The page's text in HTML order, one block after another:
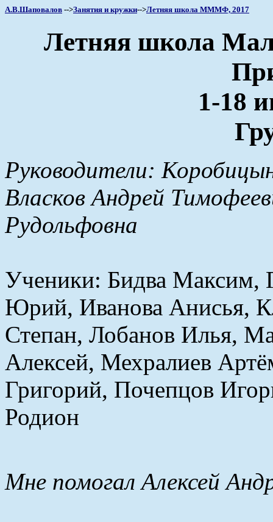
А.В.Шаповалов -->Занятия и кружки-->Летняя школа МММФ, 2017
Летняя школа
1-18
Руководители:
Власков Андрей
Рудольфовна
Ученики: Бидва Максим,
Юрий, Иванова Анисья,
Степан, Лобанов Илья,
Алексей, Мехралиев
Григорий, Почепцов
Родион
Мне помогал Алексей